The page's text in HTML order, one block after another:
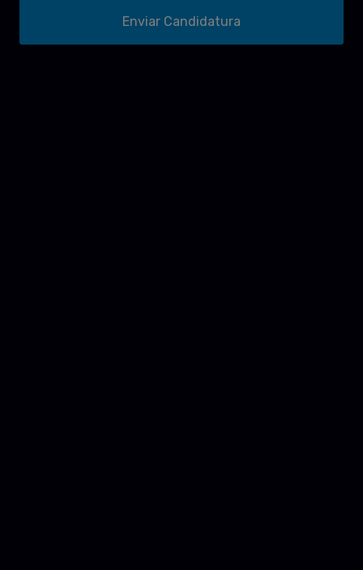
Enviar Candidatura